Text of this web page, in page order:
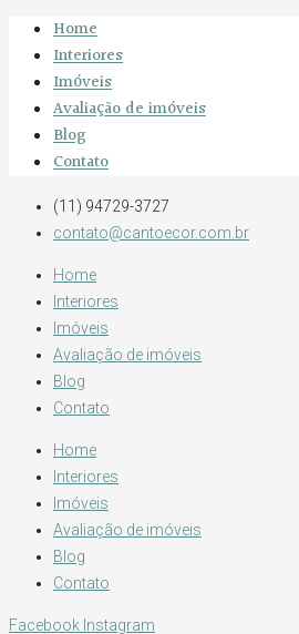
Home
Interiores
Imóveis
Avaliação de imóveis
Blog
Contato
(11) 94729-3727
contato@cantoecor.com.br
Home
Interiores
Imóveis
Avaliação de imóveis
Blog
Contato
Home
Interiores
Imóveis
Avaliação de imóveis
Blog
Contato
Facebook Instagram